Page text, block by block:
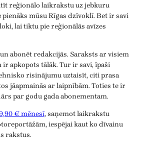
reģionālo laikrakstu uz jebkuru
pienāks mūsu Rīgas dzīvoklī. Bet ir savi
lai tiktu pie reģionālās avīzes
abonēt redakcijās. Saraksts ar visiem
apkopots tālāk. Tur ir savi, īpaši
risinājumu uztaisīt, citi prasa
jāapmainās ar laipnībām. Toties te ir
par godu gada abonementam.
€ mēnesī, saņemot laikrakstu
iespējai kaut ko dīvainu
rakstus.